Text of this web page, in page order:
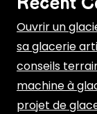
Ouvrir un
sa glacerie
conseils
machine à
projet de